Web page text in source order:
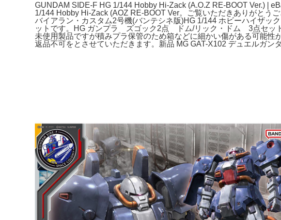
GUNDAM SIDE-F HG 1/144 Hobby Hi-Zack (A.O.Z RE-BOOT Ver.) |
1/144 Hobby Hi-Zack (AOZ RE-BOOT Ver。ご覧いただきありがとう
バイアラン・カスタム2号機(バンテシネ版)HG 1/144 ホビーハイザッ
ットです。HG ガンプラ ズゴック2点 ドム/リック・ドム 3点セット
未使用製品ですが積みプラ保管のため箱などに細かい傷がある可能
返品不可をとさせていただきます。新品 MG GAT-X102 デュエルガン